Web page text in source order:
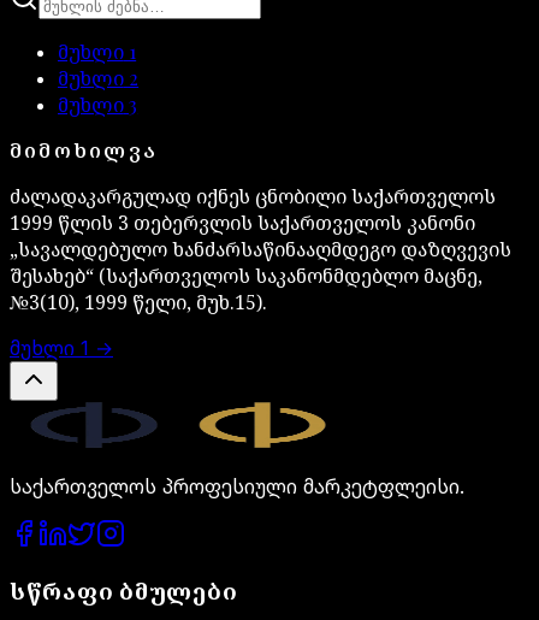
მუხლი 1
მუხლი 2
მუხლი3
ᲛᲘᲛᲝᲮᲘᲚᲕᲐ
ძალადაკარგულად იქნეს ცნობილი საქართველოს
1999 წლის 3 თებერვლის საქართველოს კანონი
„სავალდებულო ხანძარსაწინააღმდეგო დაზღვევის
შესახებ“ (საქართველოს საკანონმდებლო მაცნე,
№3(10), 1999 წელი, მუხ.15).
მუხლი 1 →
საქართველოს პროფესიული მარკეტფლეისი.
სწრაფი ბმულები